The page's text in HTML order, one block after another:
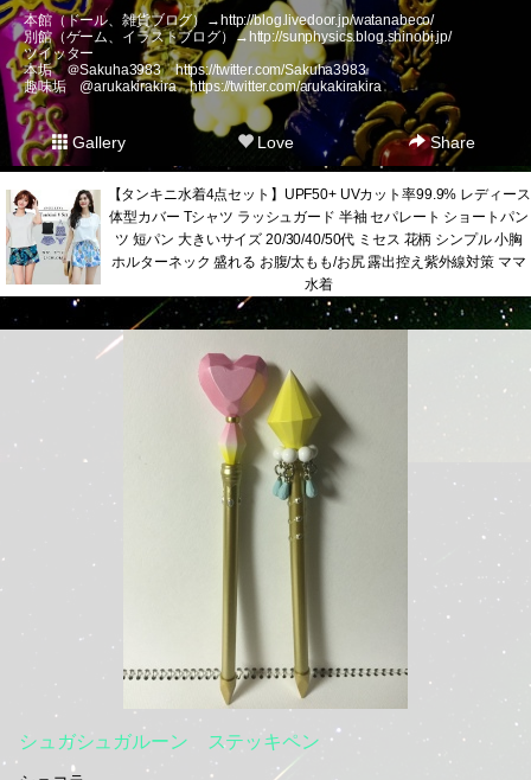
本館（ドール、雑貨ブログ）→ http://blog.livedoor.jp/watanabeco/
別館（ゲーム、イラストブログ）→ http://sunphysics.blog.shinobi.jp/
ツイッター
本垢 ＠Sakuha3983https://twitter.com/Sakuha3983
趣味垢 @arukakirakirahttps://twitter.com/arukakirakira
Gallery Love Share
【タンキニ水着4点セット】UPF50+ UVカット率99.9% レディース
体型カバー Tシャツ ラッシュガード 半袖 セパレート ショートパン
ツ 短パン 大きいサイズ 20/30/40/50代 ミセス 花柄 シンプル 小胸
ホルターネック 盛れる お腹/太もも/お尻 露出控え紫外線対策 ママ
水着
シュガシュガルーン ステッキペン